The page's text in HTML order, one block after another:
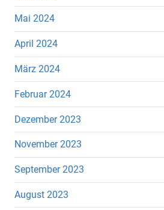
Mai 2024
April 2024
März 2024
Februar 2024
Dezember 2023
November 2023
September 2023
August 2023